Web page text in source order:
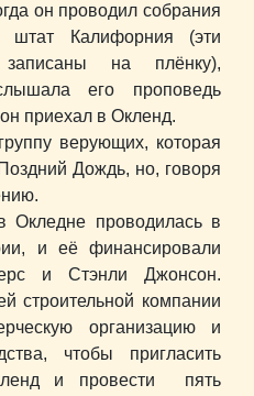
он проводил собрания
Калифорния (эти
на плёнку),
его проповедь
он приехал в Окленд.
верующих, которая
Дождь, но, говоря
проводилась в
и её финансировали
и Стэнли Джонсон.
строительной компании
организацию и
чтобы пригласить
и провести пять